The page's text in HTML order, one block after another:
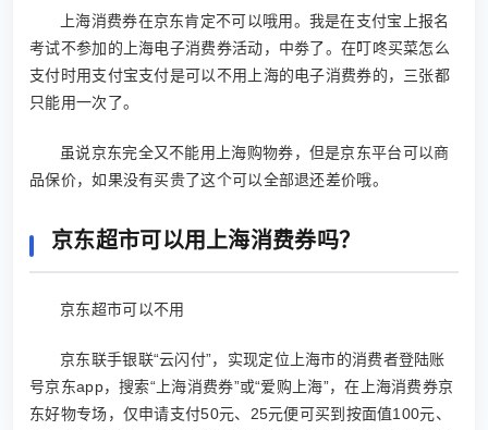
上海消费券在京东肯定不可以哦用。我是在支付宝上报名
考试不参加的上海电子消费券活动，中劵了。在叮咚买菜怎么
支付时用支付宝支付是可以不用上海的电子消费券的，三张都
只能用一次了。
虽说京东完全又不能用上海购物券，但是京东平台可以商
品保价，如果没有买贵了这个可以全部退还差价哦。
京东超市可以用上海消费券吗？
京东超市可以不用
京东联手银联“云闪付”，实现定位上海市的消费者登陆账
号京东app，搜索“上海消费券”或“爱购上海”，在上海消费券京
东好物专场，仅申请支付50元、25元便可买到按面值100元、